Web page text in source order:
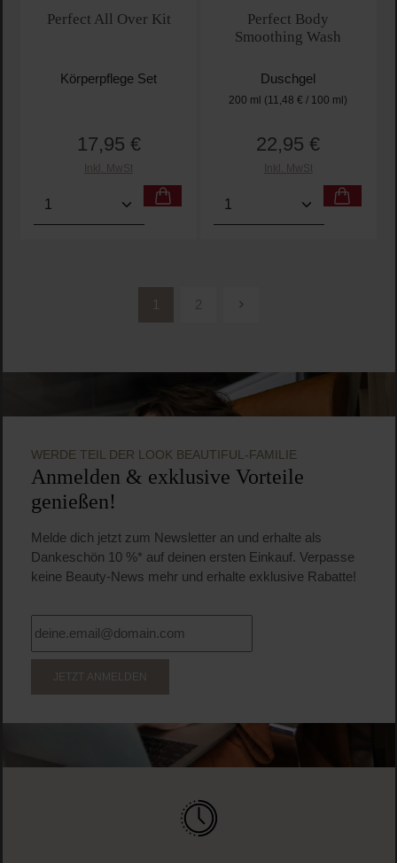
Perfect All Over Kit
Körperpflege Set
Regulärer Preis:
17,95 €
Inkl. MwSt
Produkt Anzahl: Gib den gewünschten Wert ein
Perfect Body
Smoothing Wash
Duschgel
200 ml (11,48 € / 100 ml)
Regulärer Preis:
22,95 €
Inkl. MwSt
Produkt Anzahl: Gib
Seite
1
Seite
2
WERDE TEIL DER LOOK BEAUTIFUL-FAMILIE
Anmelden & exklusive Vorteile
genießen!
Melde dich jetzt zum Newsletter an und erhalte als
Dankeschön 10 %* auf deinen ersten Einkauf. Verpasse
keine Beauty-News mehr und erhalte exklusive Rabatte!
JETZT ANMELDEN